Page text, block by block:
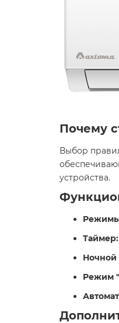
Почему
Выбор
устройства.​
Таймер:
Режим